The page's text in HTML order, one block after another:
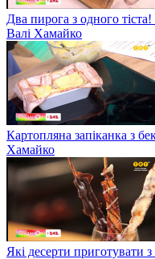
Два пирога з одного
Валі Хамайко
Картопляна запіканка з
Хамайко
Які десерти приготувати